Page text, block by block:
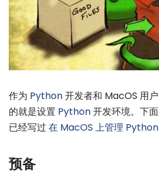
作为 Python开发者和 MacOS 用
的就是设置 Python开发环境。下
已经写过 在 MacOS 上管理
预备